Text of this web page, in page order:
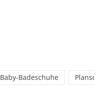
Baby-Badeschuhe